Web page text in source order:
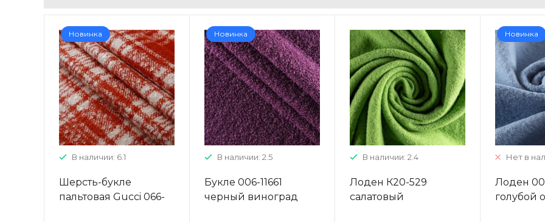
Новинка
В наличии: 6.1
Шерсть-букле
пальтовая Gucci 066-
Новинка
В наличии: 2.5
Букле 006-11661
черный виноград
В наличии: 2.4
Лоден К20-529
салатовый
Новинка
Нет в
Лоден
голубой